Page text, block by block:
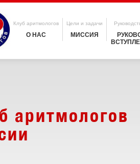
Клуб аритмологов
О НАС
Цели и задачи
МИССИЯ
аритмологов